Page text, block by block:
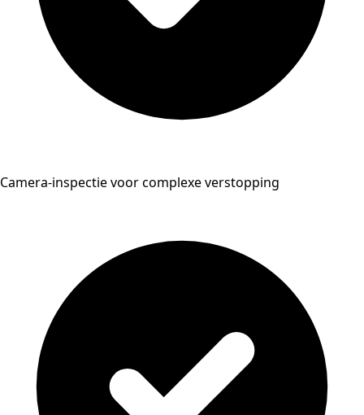
Camera-inspectie voor complexe verstopping